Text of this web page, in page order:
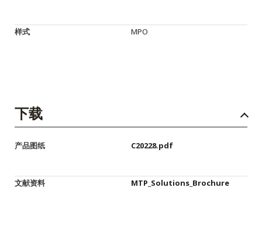
样式 MPO
下载
产品图纸 C20228.pdf
文献资料 MTP_Solutions_Brochure